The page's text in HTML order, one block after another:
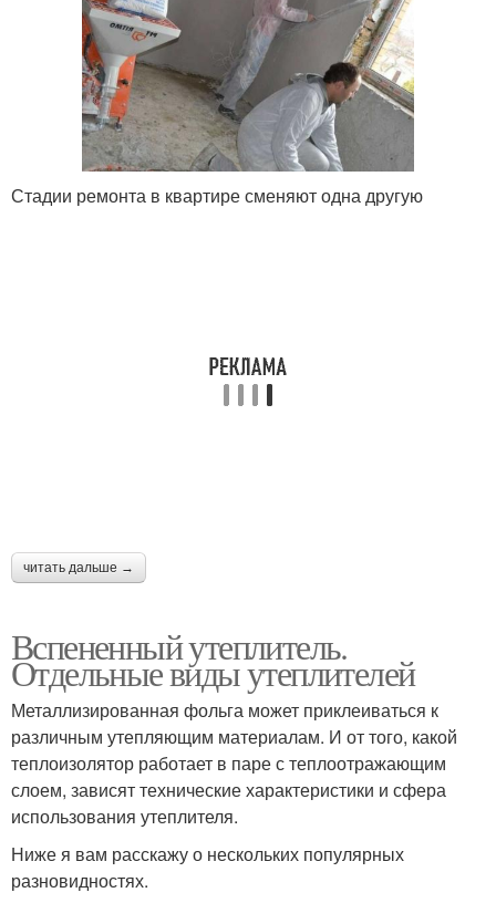
Стадии ремонта в квартире сменяют одна другую
читать дальше →
Вспененный утеплитель.
Отдельные виды утеплителей
Металлизированная фольга может приклеиваться к
различным утепляющим материалам. И от того, какой
теплоизолятор работает в паре с теплоотражающим
слоем, зависят технические характеристики и сфера
использования утеплителя.
Ниже я вам расскажу о нескольких популярных
разновидностях.